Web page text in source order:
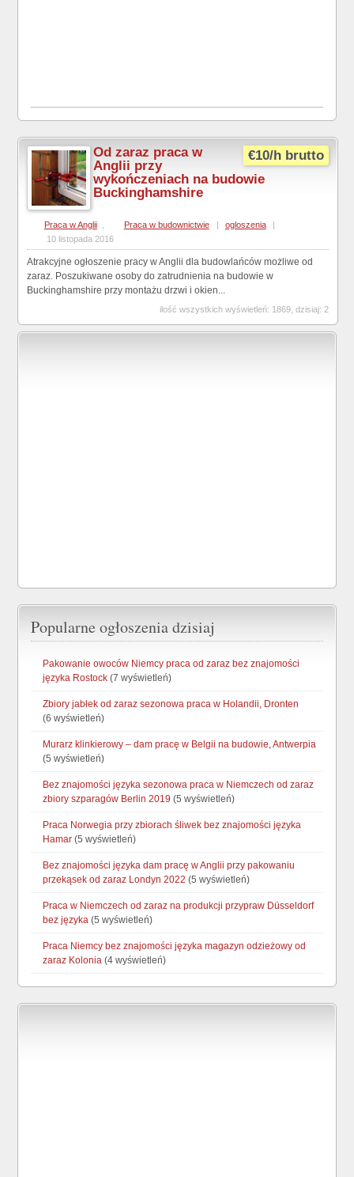
€10/h brutto
Od zaraz praca w
Anglii przy
wykończeniach na budowie
Buckinghamshire
Praca w Anglii Praca w budownictwie | ogloszenia
|
10 listopada 2016
Atrakcyjne ogłoszenie pracy w Anglii dla budowlańców możliwe od
zaraz. Poszukiwane osoby do zatrudnienia na budowie w
Buckinghamshire przy montażu drzwi i okien...
ilość wszystkich wyświetleń: 1869, dzisiaj: 2
Popularne ogłoszenia dzisiaj
Pakowanie owoców Niemcy praca od zaraz bez znajomości
języka Rostock (7 wyświetleń)
Zbiory jabłek od zaraz sezonowa praca w Holandii, Dronten
(6 wyświetleń)
Murarz klinkierowy – dam pracę w Belgii na budowie, Antwerpia
(5 wyświetleń)
Bez znajomości języka sezonowa praca w Niemczech od zaraz
zbiory szparagów Berlin 2019 (5 wyświetleń)
Praca Norwegia przy zbiorach śliwek bez znajomości języka
Hamar (5 wyświetleń)
Bez znajomości języka dam pracę w Anglii przy pakowaniu
przekąsek od zaraz Londyn 2022 (5 wyświetleń)
Praca w Niemczech od zaraz na produkcji przypraw Düsseldorf
bez języka (5 wyświetleń)
Praca Niemcy bez znajomości języka magazyn odzieżowy od
zaraz Kolonia (4 wyświetleń)